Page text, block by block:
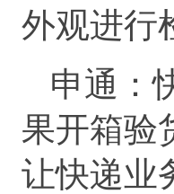
外观进行
申通：
果开箱验
让快递业